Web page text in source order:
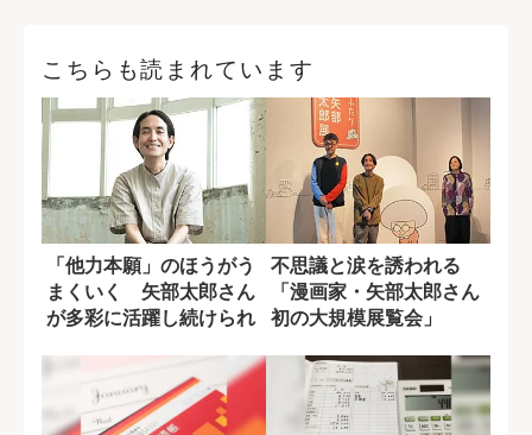
こちらも読まれています
「他力本願」のほうがう
まくいく 矢部太郎さん
が多彩に活躍し続けられ
不思議と涙を誘われる
「漫画家・矢部太郎さん
初の大規模展覧会」